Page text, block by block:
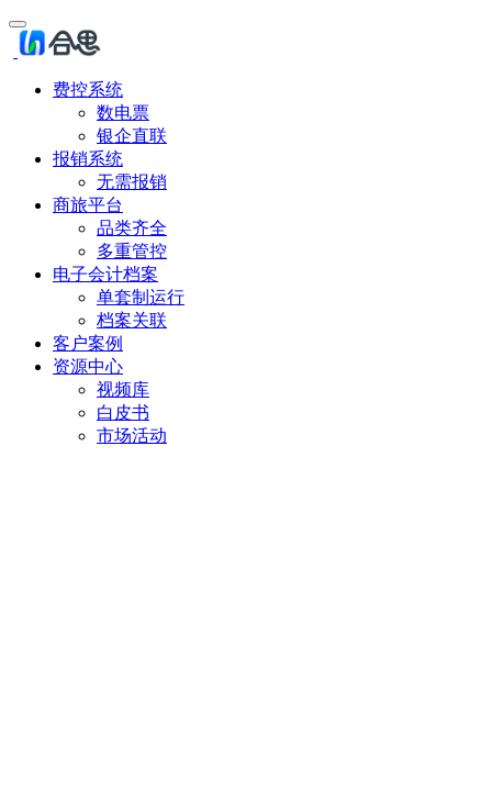
费控系统
数电票
银企直联
报销系统
无需报销
商旅平台
品类齐全
多重管控
电子会计档案
单套制运行
档案关联
客户案例
资源中心
视频库
白皮书
市场活动